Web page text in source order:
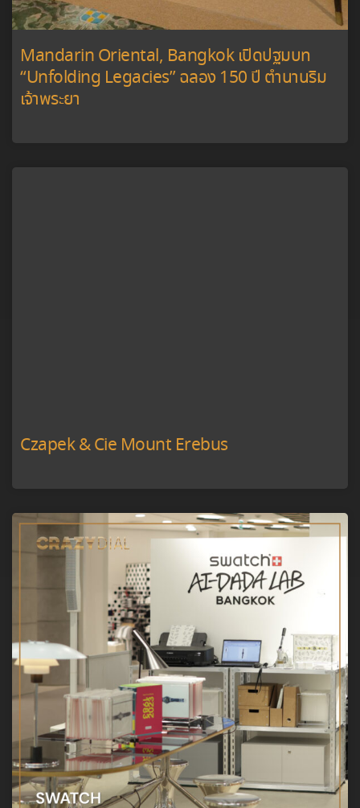
Mandarin Oriental, Bangkok เปิดปฐมบท
“Unfolding Legacies” ฉลอง 150 ปี ตำนานริม
เจ้าพระยา
Czapek & Cie Mount Erebus